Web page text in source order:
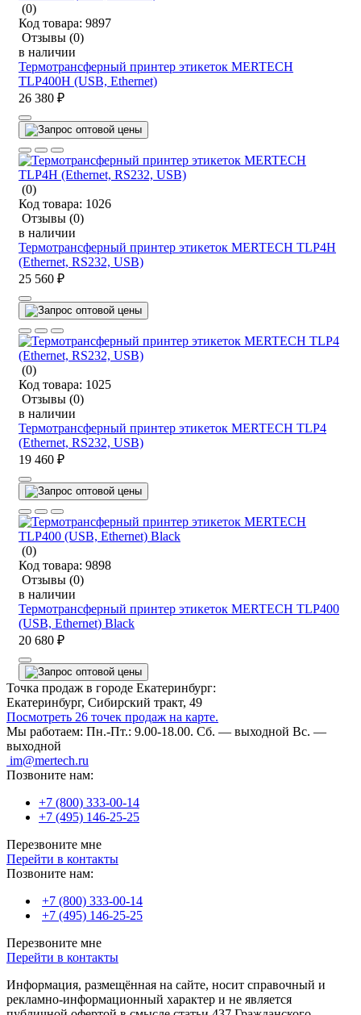
(0)
Код товара: 9897
Отзывы (0)
в наличии
Термотрансферный принтер этикеток MERTECH
TLP400H (USB, Ethernet)
26 380 ₽
(0)
Код товара: 1026
Отзывы (0)
в наличии
Термотрансферный принтер этикеток MERTECH TLP4H
(Ethernet, RS232, USB)
25 560 ₽
(0)
Код товара: 1025
Отзывы (0)
в наличии
Термотрансферный принтер этикеток MERTECH TLP4
(Ethernet, RS232, USB)
19 460 ₽
(0)
Код товара: 9898
Отзывы (0)
в наличии
Термотрансферный принтер этикеток MERTECH TLP400
(USB, Ethernet) Black
20 680 ₽
Точка продаж в городе Екатеринбург:
Екатеринбург, Сибирский тракт, 49
Посмотреть 26 точек продаж на карте.
Мы работаем: Пн.-Пт.: 9.00-18.00. Сб. — выходной Вс. —
выходной
im@mertech.ru
Позвоните нам:
+7 (800) 333-00-14
+7 (495) 146-25-25
Перезвоните мне
Перейти в контакты
Позвоните нам:
+7 (800) 333-00-14
+7 (495) 146-25-25
Перезвоните мне
Перейти в контакты
Информация, размещённая на сайте, носит справочный и
рекламно-информационный характер и не является